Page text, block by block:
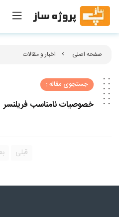
صفحه اصلی اخبار و مقالات
جستجوی مقاله :
خصوصیات نامناسب فریلنسر